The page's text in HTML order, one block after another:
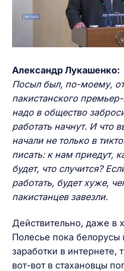
Александр Лукашенко:
Посыл был, по-моему, от
пакистанского
надо в общество
работать начнут. И что
начали не только в
писать: к нам приедут,
будет, что случится?
работать, будет хуже,
пакистанцев завезли.
Действительно, даже в
Полесье пока белорусы
заработки в интернете,
вот-вот в стахановцы